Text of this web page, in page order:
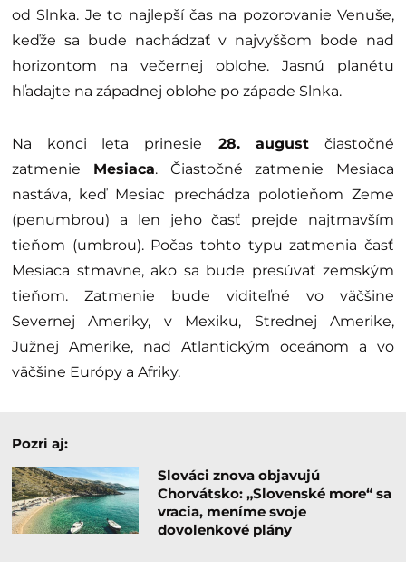
od Slnka. Je to najlepší čas na pozorovanie Venuše,
keďže sa bude nachádzať v najvyššom bode nad
horizontom na večernej oblohe. Jasnú planétu
hľadajte na západnej oblohe po západe Slnka.
Na konci leta prinesie 28. august čiastočné
zatmenie Mesiaca. Čiastočné zatmenie Mesiaca
nastáva, keď Mesiac prechádza polotieňom Zeme
(penumbrou) a len jeho časť prejde najtmavším
tieňom (umbrou). Počas tohto typu zatmenia časť
Mesiaca stmavne, ako sa bude presúvať zemským
tieňom. Zatmenie bude viditeľné vo väčšine
Severnej Ameriky, v Mexiku, Strednej Amerike,
Južnej Amerike, nad Atlantickým oceánom a vo
väčšine Európy a Afriky.
Pozri aj:
Slováci znova objavujú
Chorvátsko: „Slovenské more“ sa
vracia, meníme svoje
dovolenkové plány